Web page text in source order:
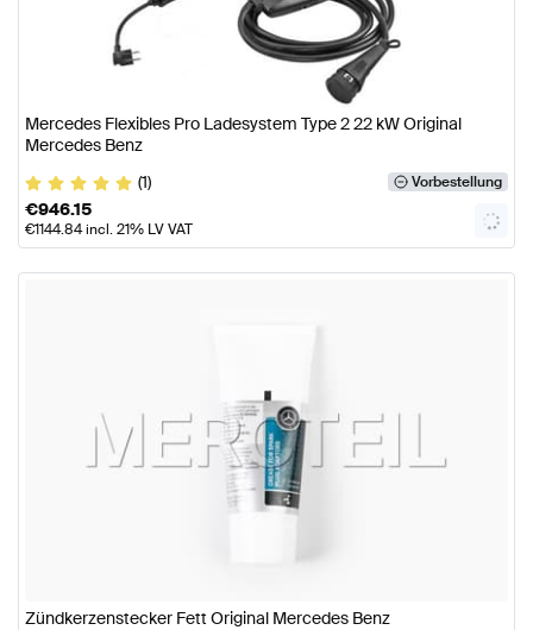
Mercedes Flexibles Pro Ladesystem Type 2 22 kW Original
Mercedes Benz
(1)
Vorbestellung
€946.15
€1144.84incl. 21% LV VAT
Zündkerzenstecker Fett Original Mercedes Benz